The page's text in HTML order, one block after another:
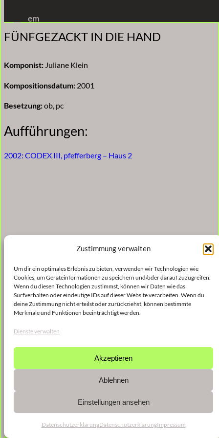
Zustimmung verwalten
Um dir ein optimales Erlebnis zu bieten, verwenden wir Technologien wie
Cookies, um Geräteinformationen zu speichern und/oder darauf zuzugreifen.
Wenn du diesen Technologien zustimmst, können wir Daten wie das
Surfverhalten oder eindeutige IDs auf dieser Website verarbeiten. Wenn du
deine Zustimmung nicht erteilst oder zurückziehst, können bestimmte
Merkmale und Funktionen beeinträchtigt werden.
Dienste verwalten
Akzeptieren
Ablehnen
Einstellungen ansehen
DatenschutzerklärungDatenschutzerklärungImpressum
Inhalt
springen
em
FÜNFGEZACKT IN DIE HAND
Komponist:Juliane Klein
Kompositionsdatum: 2001
Besetzung:ob, pc
Aufführungen:
2002: CODEX III, pfefferberg – Haus 2